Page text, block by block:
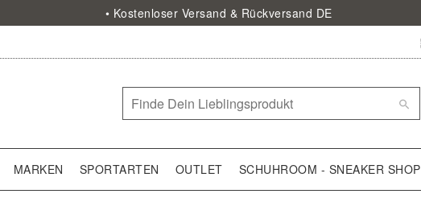
• Kostenloser Versand & Rückversand DE
MARKEN SPORTARTEN OUTLET SCHUHROOM - SNEAKER SHOP